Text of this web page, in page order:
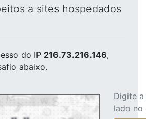
a sites hospedados
do IP 216.73.216.146,
abaixo.
Digite
lado no